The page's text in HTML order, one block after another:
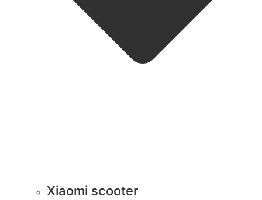
Xiaomi scooter